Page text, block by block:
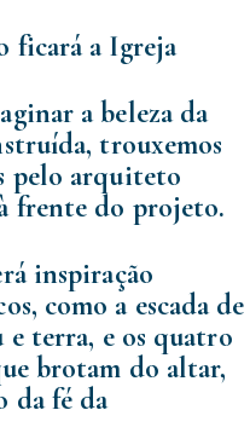
ficará a Igreja
a beleza da
trouxemos
pelo arquiteto
frente do projeto.
inspiração
como a escada de
e terra, e os quatro
brotam do altar,
da fé da